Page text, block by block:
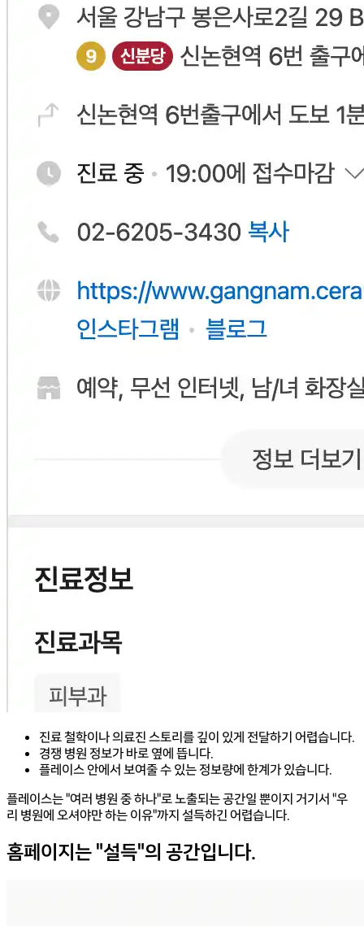
진료 철학이나 의료진 스토리를 깊이 있게 전달하기 어렵습니다.
경쟁 병원 정보가 바로 옆에 뜹니다.
플레이스 안에서 보여줄 수 있는 정보량에 한계가 있습니다.
플레이스는 "여러 병원 중 하나"로 노출되는 공간일 뿐이지 거기서 "우
리 병원에 오셔야만 하는 이유"까지 설득하긴 어렵습니다.
홈페이지는 "설득"의 공간입니다.